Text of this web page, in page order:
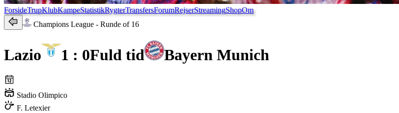
ForsideTrupKlubKampeStatistikRygterTransfersForumRejserStreamingShopOm
Champions League - Runde of 16
Lazio 1 : 0Fuld tid Bayern Munich
Stadio Olimpico
F. Letexier